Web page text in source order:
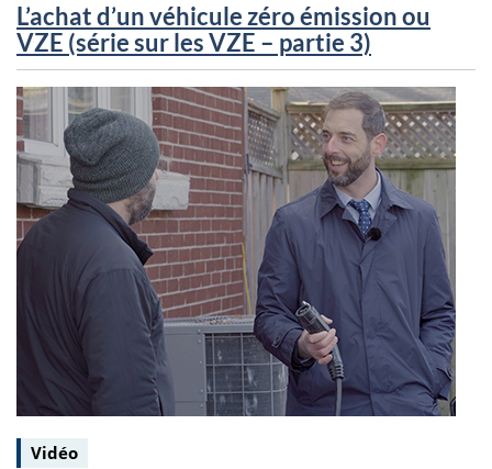
L’achat d’un véhicule zéro émission ou
VZE (série sur les VZE – partie 3)
Keywords:
Vidéo